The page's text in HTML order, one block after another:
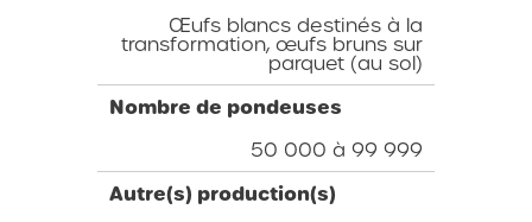
Œufs blancs destinés à la
transformation, œufs bruns sur
parquet (au sol)
Nombre de pondeuses
50 000 à 99 999
Autre(s) production(s)